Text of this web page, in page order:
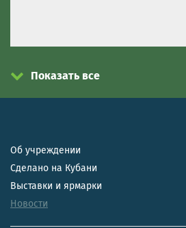
Показать все
Об учреждении
Сделано на Кубани
Выставки и ярмарки
Новости